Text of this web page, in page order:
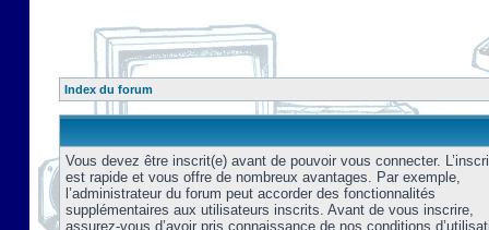
Index du forum
Vous devez être inscrit(e) avant de pouvoir vous connecter.
est rapide et vous offre de nombreux avantages. Par exemple,
l’administrateur du forum peut accorder des fonctionnalités
supplémentaires aux utilisateurs inscrits. Avant de vous inscrire,
assurez-vous d’avoir pris connaissance de nos conditions